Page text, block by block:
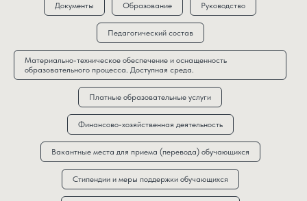
Документы Образование Руководство
Педагогический состав
Материально-техническое обеспечение и оснащенность
образовательного процесса. Доступная среда.
Платные образовательные услуги
Финансово-хозяйственная деятельность
Вакантные места для приема (перевода) обучающихся
Стипендии и меры поддержки обучающихся